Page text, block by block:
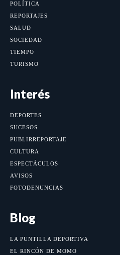
POLÍTICA
REPORTAJES
SALUD
SOCIEDAD
TIEMPO
TURISMO
Interés
DEPORTES
SUCESOS
PUBLIRREPORTAJE
CULTURA
ESPECTÁCULOS
AVISOS
FOTODENUNCIAS
Blog
LA PUNTILLA DEPORTIVA
EL RINCÓN DE MOMO